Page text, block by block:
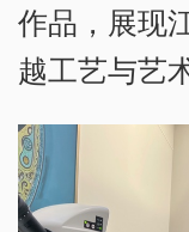
作品，展现
越工艺与艺